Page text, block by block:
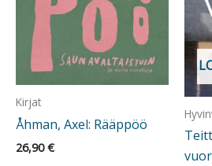
Kirjat
Åhman, Axel: Rääppöö
26,90€